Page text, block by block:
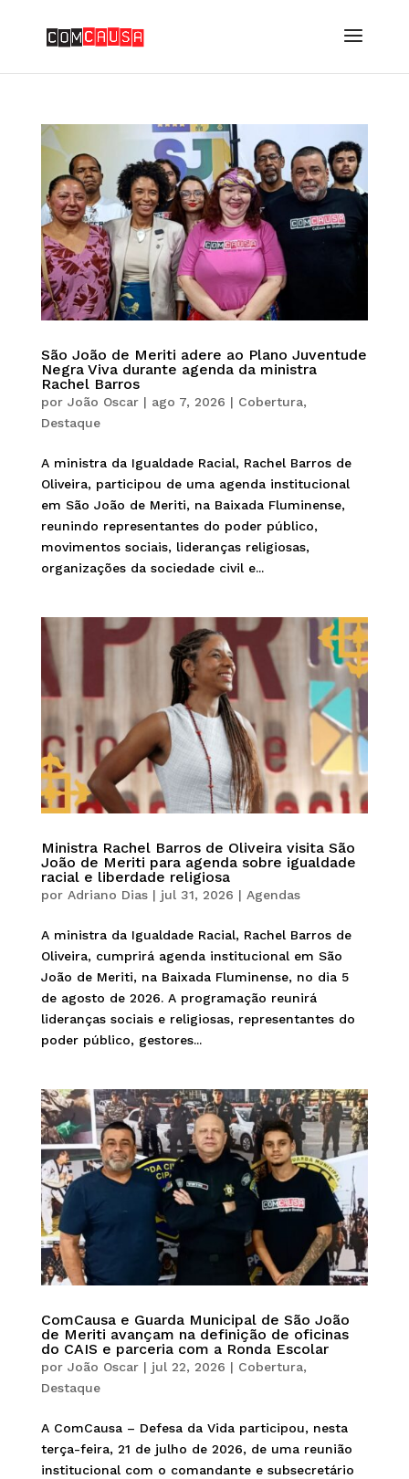
São João de Meriti adere ao Plano Juventude
Negra Viva durante agenda da ministra
Rachel Barros
por João Oscar| ago 7, 2026 | Cobertura,
Destaque
A ministra da Igualdade Racial, Rachel Barros de
Oliveira, participou de uma agenda institucional
em São João de Meriti, na Baixada Fluminense,
reunindo representantes do poder público,
movimentos sociais, lideranças religiosas,
organizações da sociedade civil e...
Ministra Rachel Barros de Oliveira visita São
João de Meriti para agenda sobre igualdade
racial e liberdade religiosa
por Adriano Dias| jul 31, 2026 | Agendas
A ministra da Igualdade Racial, Rachel Barros de
Oliveira, cumprirá agenda institucional em São
João de Meriti, na Baixada Fluminense, no dia 5
de agosto de 2026. A programação reunirá
lideranças sociais e religiosas, representantes do
poder público, gestores...
ComCausa e Guarda Municipal de São João
de Meriti avançam na definição de oficinas
do CAIS e parceria com a Ronda Escolar
por João Oscar| jul 22, 2026 | Cobertura,
Destaque
A ComCausa – Defesa da Vida participou, nesta
terça-feira, 21 de julho de 2026, de uma reunião
institucional com o comandante e subsecretário